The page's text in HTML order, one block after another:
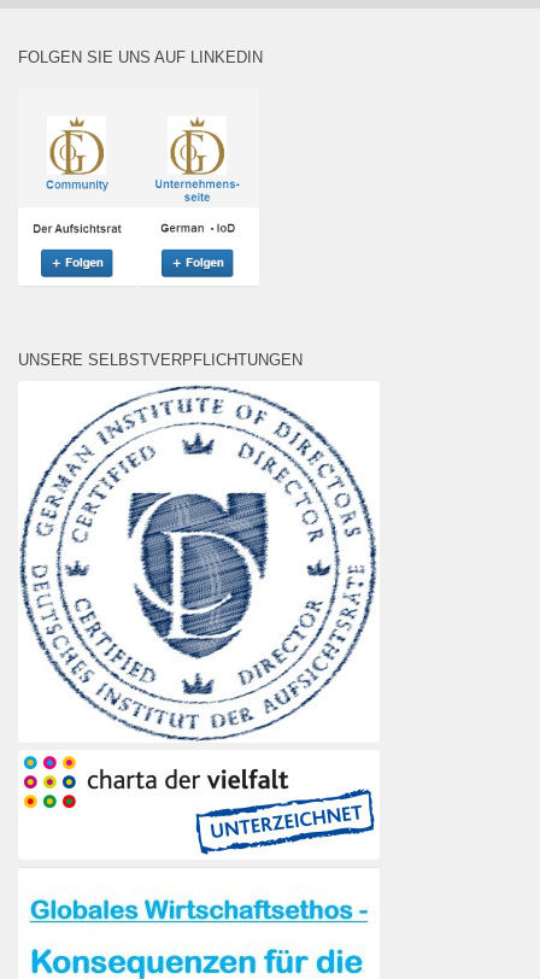
FOLGEN SIE UNS AUF LINKEDIN
UNSERE SELBSTVERPFLICHTUNGEN